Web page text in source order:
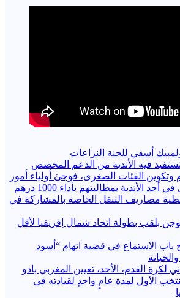
أسفي للجنة النزاعات
فيه الأندية من الدعم المخصص
وتكوين الفئات الصغرى، فوجئ أولياء أمور
لاعبي فئة الكادي في أحد الأندية بمطالبتهم بأداء 1000 درهم
مصاريف التنقل الخاصة بالمشاركة في
بلقب بطولة اتحاد شمال إفريقيا لأقل
باب الاستماع في قضية اتهام “أسود
لكرة القدم، الأحد، تعيين المغربي بادو
الأول لمدة عامٍ واحدٍ لقيادته ​في